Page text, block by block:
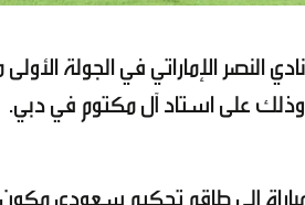
النصر الإماراتي في الجولة
المباراة إلى طاقم تحكيم سعودي